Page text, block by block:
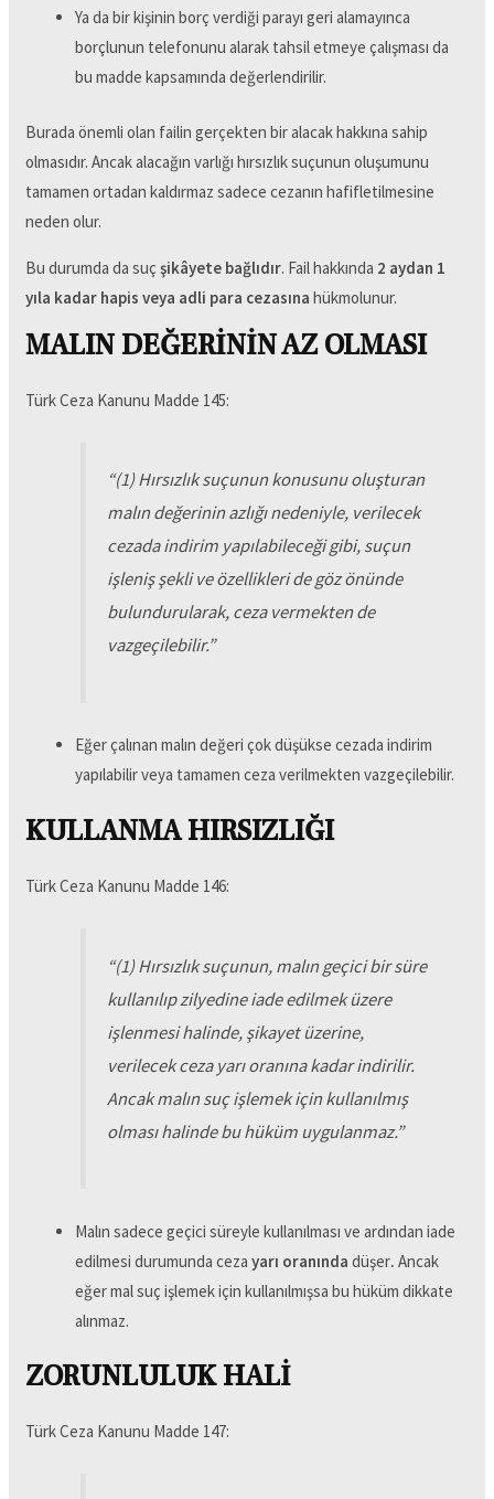
Ya da bir kişinin borç verdiği parayı geri alamayınca
borçlunun telefonunu alarak tahsil etmeye çalışması da
bu madde kapsamında değerlendirilir.
Burada önemli olan failin gerçekten bir alacak hakkına sahip
olmasıdır. Ancak alacağın varlığı hırsızlık suçunun oluşumunu
tamamen ortadan kaldırmaz sadece cezanın hafifletilmesine
neden olur.
Bu durumda da suçşikâyete bağlıdır. Fail hakkında 2 aydan 1
yıla kadar hapis veya adli para cezasınahükmolunur.
MALIN DEĞERİNİN AZ OLMASI
Türk Ceza Kanunu Madde 145:
“(1) Hırsızlık suçunun konusunu oluşturan
malın değerinin azlığı nedeniyle, verilecek
cezada indirim yapılabileceği gibi, suçun
işleniş şekli ve özellikleri de göz önünde
bulundurularak, ceza vermekten de
vazgeçilebilir.”
Eğer çalınan malın değeri çok düşükse cezada indirim
yapılabilir veya tamamen ceza verilmekten vazgeçilebilir.
KULLANMA HIRSIZLIĞI
Türk Ceza Kanunu Madde 146:
“(1) Hırsızlık suçunun, malın geçici bir süre
kullanılıp zilyedine iade edilmek üzere
işlenmesi halinde, şikayet üzerine,
verilecek ceza yarı oranına kadar indirilir.
Ancak malın suç işlemek için kullanılmış
olması halinde bu hüküm uygulanmaz.”
Malın sadece geçici süreyle kullanılması ve ardından iade
edilmesi durumunda cezayarı oranındadüşer. Ancak
eğer mal suç işlemek için kullanılmışsa bu hüküm dikkate
alınmaz.
ZORUNLULUK HALİ
Türk Ceza Kanunu Madde 147: